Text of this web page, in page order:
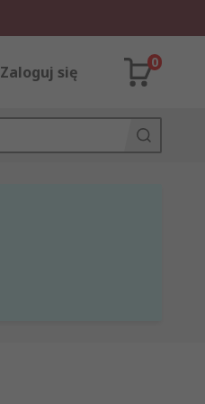
Zaloguj się
0